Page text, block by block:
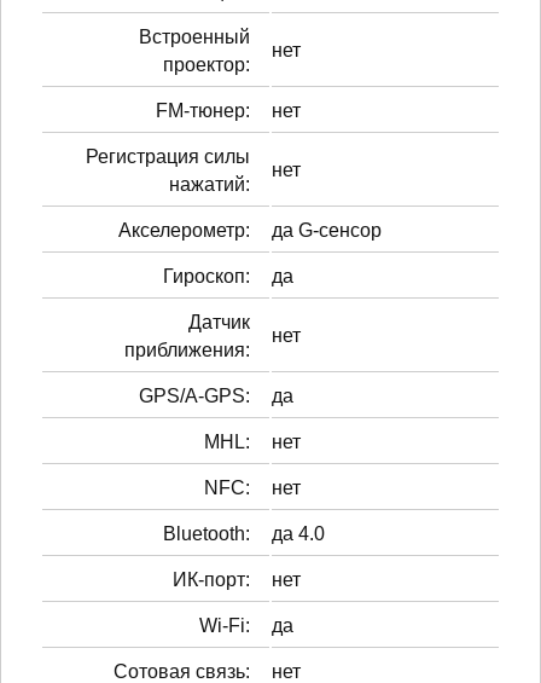
Встроенный
проектор:
нет
FM-тюнер: нет
Регистрация силы
нажатий:
нет
Акселерометр: да G-сенсор
Гироскоп: да
Датчик
приближения:
нет
GPS/A-GPS: да
MHL: нет
NFC: нет
Bluetooth: да 4.0
ИК-порт: нет
Wi-Fi: да
Сотовая связь: нет